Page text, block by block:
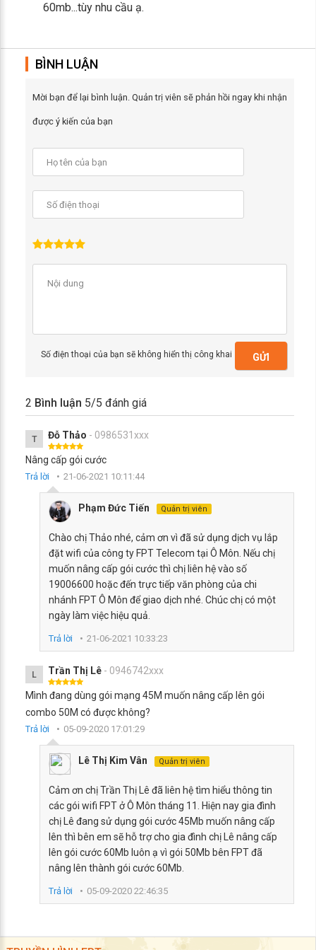
60mb...tùy nhu cầu ạ.
BÌNH LUẬN
Mời bạn để lại bình luận. Quản trị viên sẽ phản hồi ngay khi nhận
được ý kiến của bạn
Số điện thoại của bạn sẽ không hiển thị công khai GỬI
2 Bình luận 5/5 đánh giá
T Đỗ Thảo - 0986531xxx
Nâng cấp gói cước
Trả lời 21-06-2021 10:11:44
Phạm Đức Tiến Quản trị viên
Chào chị Thảo nhé, cảm ơn vì đã sử dụng dịch vụ lắp
đặt wifi của công ty FPT Telecom tại Ô Môn. Nếu chị
muốn nâng cấp gói cước thì chị liên hệ vào số
19006600 hoặc đến trực tiếp văn phòng của chi
nhánh FPT Ô Môn để giao dịch nhé. Chúc chị có một
ngày làm việc hiệu quả.
Trả lời 21-06-2021 10:33:23
L Trần Thị Lê - 0946742xxx
Mình đang dùng gói mạng 45M muốn nâng cấp lên gói
combo 50M có được không?
Trả lời 05-09-2020 17:01:29
Lê Thị Kim Vân Quản trị viên
Cảm ơn chị Trần Thị Lê đã liên hệ tìm hiểu thông tin
các gói wifi FPT ở Ô Môn tháng 11. Hiện nay gia đình
chị Lê đang sử dụng gói cước 45Mb muốn nâng cấp
lên thì bên em sẽ hỗ trợ cho gia đình chị Lê nâng cấp
lên gói cước 60Mb luôn ạ vì gói 50Mb bên FPT đã
nâng lên thành gói cước 60Mb.
Trả lời 05-09-2020 22:46:35